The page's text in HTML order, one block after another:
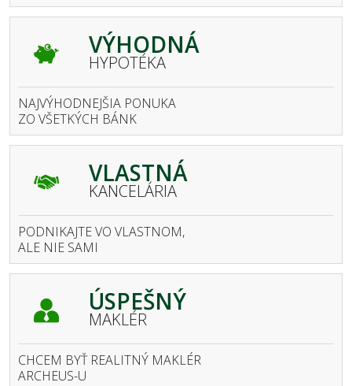
VÝHODNÁ
HYPOTÉKA
NAJVÝHODNEJŠIA PONUKA
ZO VŠETKÝCH BÁNK
VLASTNÁ
KANCELÁRIA
PODNIKAJTE VO VLASTNOM,
ALE NIE SAMI
ÚSPEŠNÝ
MAKLÉR
CHCEM BYŤ REALITNÝ MAKLÉR
ARCHEUS-U